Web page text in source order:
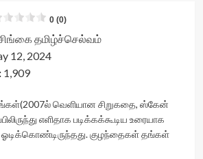
0 (0)
தமிழ்ச்செல்வம்
12, 2024
1,909
(2007ல் வெளியான சிறுகதை, ஸ்கேன்
எளிதாக படிக்கக்கூடிய உரையாக
ஓடிக்கொண்டிருந்தது. குழந்தைகள் தங்கள்